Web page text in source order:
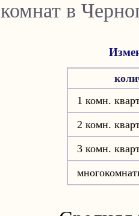
комнат в
1 комн.
2 комн.
3 комн.